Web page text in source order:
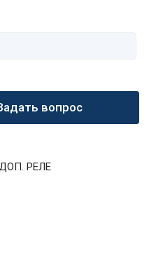
вопрос
РЕЛЕ